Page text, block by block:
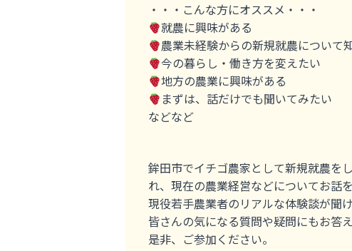
・・・こんな方にオススメ・・・
就農に興味がある
農業未経験からの新規就農について
今の暮らし・働き方を変えたい
地方の農業に興味がある
まずは、話だけでも聞いてみたい
などなど
鉾田市でイチゴ農家として新規就農を
れ、現在の農業経営などについてお話
現役若手農業者のリアルな体験談が聞
皆さんの気になる質問や疑問にもお答え
是非、ご参加ください。